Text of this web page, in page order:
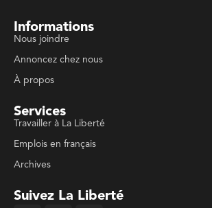
Informations
Nous joindre
Annoncez chez nous
À propos
Services
Travailler à La Liberté
Emplois en français
Archives
Suivez La Liberté